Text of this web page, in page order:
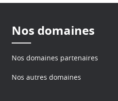
Nos domaines
Nos domaines partenaires
Nos autres domaines